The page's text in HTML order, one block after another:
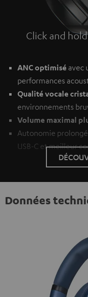
Click and
ANC optimisé avec
performances
Qualité vocale
environnements
Volume maximal
Autonomie
USB-C et meilleur
Données